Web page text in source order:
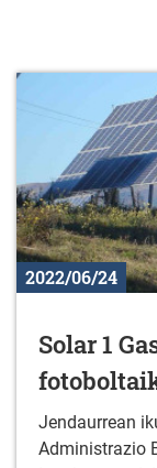
2022/06/24
Solar 1
Jendaurrean
Administrazio